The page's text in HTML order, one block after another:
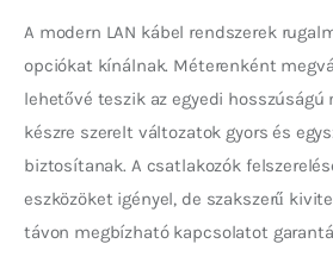
A modern LAN kábel rendszerek
opciókat kínálnak. Méterenként
lehetővé teszik az egyedi hosszúságú
készre szerelt változatok gyors és
biztosítanak. A csatlakozók
eszközöket igényel, de szakszerű
távon megbízható kapcsolatot